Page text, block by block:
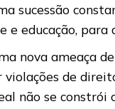
sucessão
e educação, para
nova ameaça
de
não se constrói